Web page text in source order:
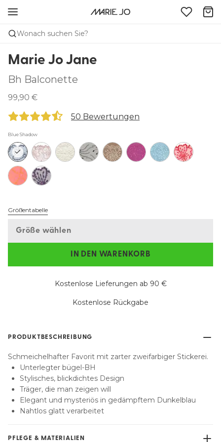
Wonach suchen Sie?
Marie Jo Jane
Bh Balconette
99,90 €
50 Bewertungen
Blue Shadow
Größentabelle
Größe wählen
IN DEN WARENKORB
Kostenlose Lieferungen ab 90 €
Kostenlose Rückgabe
PRODUKTBESCHREIBUNG
Schmeichelhafter Favorit mit zarter zweifarbiger Stickerei.
Unterlegter bügel-BH
Stylisches, blickdichtes Design
Träger, die man zeigen will
Elegant und mysteriös in gedämpftem Dunkelblau
Nahtlos glatt verarbeitet
PFLEGE & MATERIALIEN